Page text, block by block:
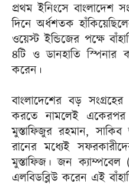
প্রথম ইনিংসে বাংলাদেশ
দিনে অর্ধশতক
ওয়েস্ট ইন্ডিজের পক্ষে
৪টি ও ডানহাতি স্পিনার
করেন।
বাংলাদেশের বড়
করতে নামলেই
মুস্তাফিজুর রহমান,
রানের মধ্যেই
মুস্তাফিজ। জন
এলবিডব্লিউ করেন এই